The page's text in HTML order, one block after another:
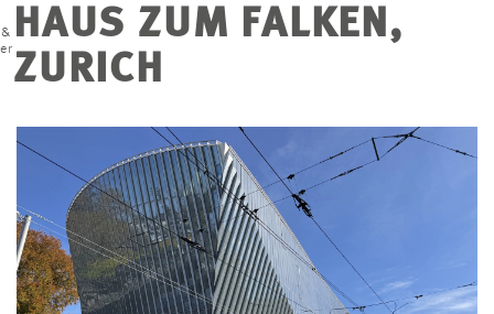
L’ENTREPRISE
CONTACT
CARRIÈRE
PROJETS
HAUS ZUM FALKEN,
ZURICH